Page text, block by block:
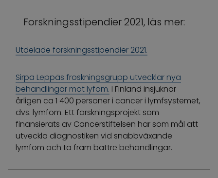
Forskningsstipendier 2021, läs mer:
Utdelade forskningsstipendier 2021.
Sirpa Leppäs froskningsgrupp utvecklar nya
behandlingar mot lyfom. I Finland insjuknar
årligen ca 1 400 personer i cancer i lymfsystemet,
dvs. lymfom. Ett forskningsprojekt som
finansierats av Cancerstiftelsen har som mål att
utveckla diagnostiken vid snabbväxande
lymfom och ta fram bättre behandlingar.